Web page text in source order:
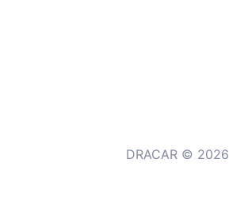
DRACAR © 2026